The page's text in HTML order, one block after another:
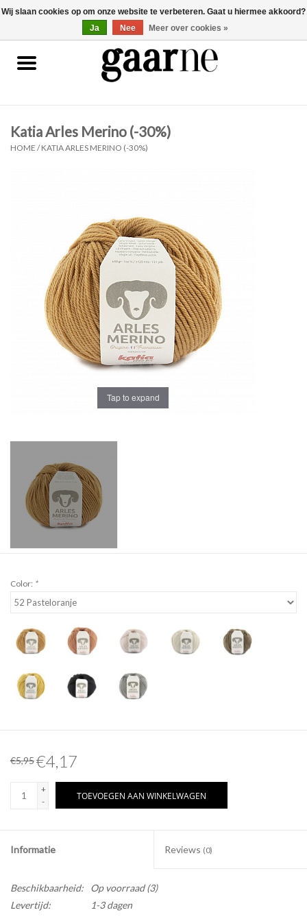
gaarne.be 0 Artikelen - €0,00
Patronen
Garen
Cadeaubonnen
Pakketten
Workshops
Katia Arles Merino (-30%)
HOME /KATIA ARLES MERINO (-30%)
Tap to expand
Color: *
€5,95€4,17
+
-
TOEVOEGEN AAN WINKELWAGEN
Informatie Reviews (0)
Beschikbaarheid: Op voorraad(3)
Levertijd:
1-3 dagen
Wij slaan cookies op om onze website te verbeteren. Gaat u hiermee akkoord?
Ja
Nee Meer over cookies »